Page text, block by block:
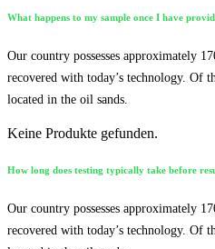
What happens to my sample once I have
Our country possesses approximately
recovered with today’s technology. Of
located in the oil sands.
Keine Produkte gefunden.
How long does testing typically take before
Our country possesses approximately
recovered with today’s technology. Of